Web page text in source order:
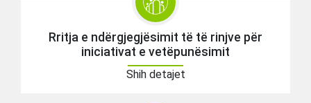
Rritja e ndërgjegjësimit të të rinjve për
iniciativat e vetëpunësimit
Shih detajet